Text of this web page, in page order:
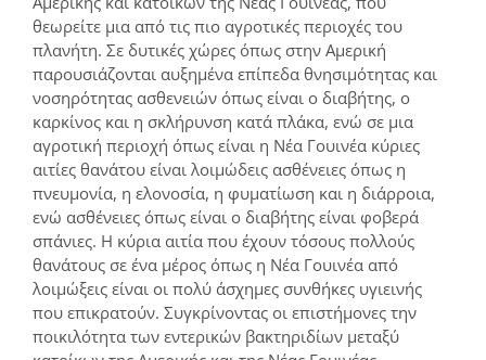
θεωρείτε μια από τις πιο αγροτικές περιοχές του
πλανήτη. Σε δυτικές χώρες όπως στην Αμερική
παρουσιάζονται αυξημένα επίπεδα θνησιμότητας και
νοσηρότητας ασθενειών όπως είναι ο διαβήτης, ο
καρκίνος και η σκλήρυνση κατά πλάκα, ενώ σε μια
αγροτική περιοχή όπως είναι η Νέα Γουινέα κύριες
αιτίες θανάτου είναι λοιμώδεις ασθένειες όπως η
πνευμονία, η ελονοσία, η φυματίωση και η διάρροια,
ενώ ασθένειες όπως είναι ο διαβήτης είναι φοβερά
σπάνιες. Η κύρια αιτία που έχουν τόσους πολλούς
θανάτους σε ένα μέρος όπως η Νέα Γουινέα από
λοιμώξεις είναι οι πολύ άσχημες συνθήκες υγιεινής
που επικρατούν. Συγκρίνοντας οι επιστήμονες την
ποικιλότητα των εντερικών βακτηριδίων μεταξύ